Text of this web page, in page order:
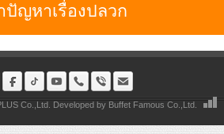
Co.,Ltd. Developed by Buffet Famous Co.,Ltd.
ปัญหาเรื่องปลวก